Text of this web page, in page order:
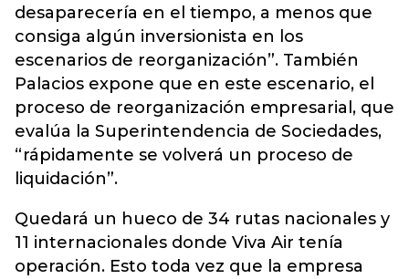
desaparecería en el tiempo, a menos que
consiga algún inversionista en los
escenarios de reorganización”. También
Palacios expone que en este escenario, el
proceso de reorganización empresarial, que
evalúa la Superintendencia de Sociedades,
“rápidamente se volverá un proceso de
liquidación”.
Quedará un hueco de 34 rutas nacionales y
11 internacionales donde Viva Air tenía
operación. Esto toda vez que la empresa